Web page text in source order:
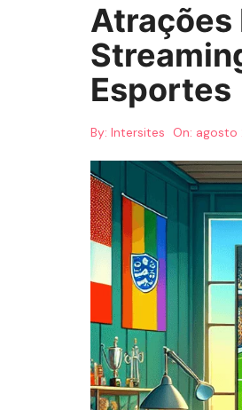
Atrações
Esportes
By: Intersites On: agosto